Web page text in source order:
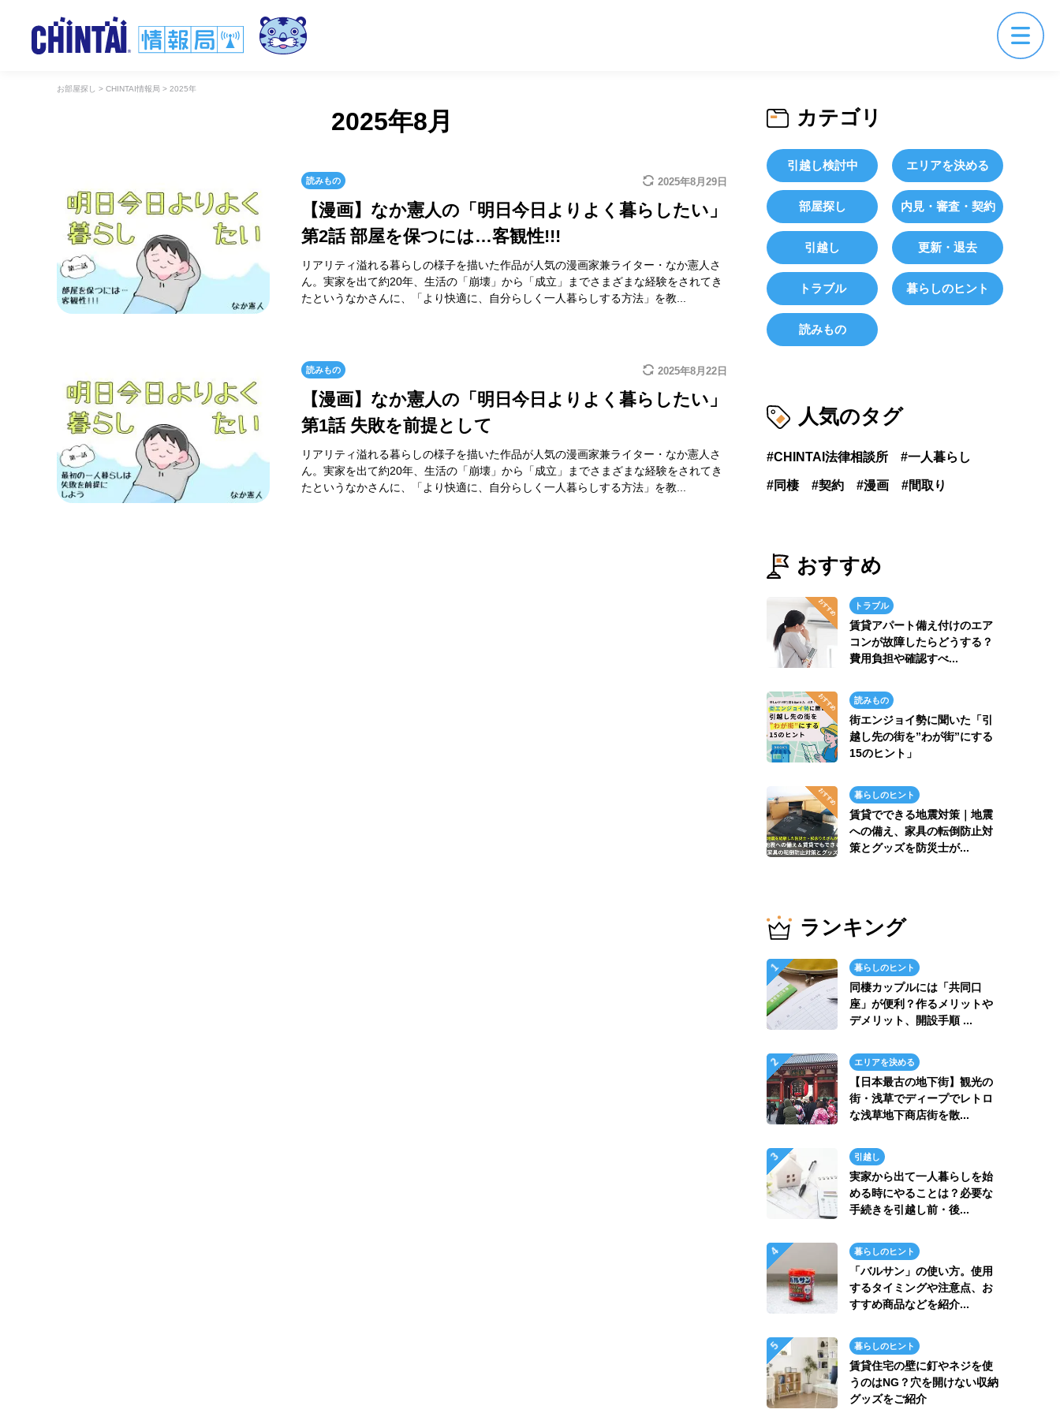
お部屋探し > CHINTAI情報局 > 2025年
2025年8月
読みもの 2025年8月29日
【漫画】なか憲人の「明日今日よりよく暮らしたい」
第2話 部屋を保つには…客観性!!!
リアリティ溢れる暮らしの様子を描いた作品が人気の漫画家兼ライター・なか憲人さ
ん。実家を出て約20年、生活の「崩壊」から「成立」までさまざまな経験をされてき
たというなかさんに、「より快適に、自分らしく一人暮らしする方法」を教...
読みもの 2025年8月22日
【漫画】なか憲人の「明日今日よりよく暮らしたい」
第1話 失敗を前提として
リアリティ溢れる暮らしの様子を描いた作品が人気の漫画家兼ライター・なか憲人さ
ん。実家を出て約20年、生活の「崩壊」から「成立」までさまざまな経験をされてき
たというなかさんに、「より快適に、自分らしく一人暮らしする方法」を教...
カテゴリ
引越し検討中 エリアを決める
部屋探し 内見・審査・契約
引越し 更新・退去
トラブル 暮らしのヒント
読みもの
人気のタグ
CHINTAI法律相談所 一人暮らし
同棲 契約 漫画 間取り
おすすめ
トラブル
賃貸アパート備え付けのエア
コンが故障したらどうする？
費用負担や確認すべ...
読みもの
街エンジョイ勢に聞いた「引
越し先の街を”わが街”にする
15のヒント」
暮らしのヒント
賃貸でできる地震対策｜地震
への備え、家具の転倒防止対
策とグッズを防災士が...
ランキング
暮らしのヒント
同棲カップルには「共同口
座」が便利？作るメリットや
デメリット、開設手順 ...
エリアを決める
【日本最古の地下街】観光の
街・浅草でディープでレトロ
な浅草地下商店街を散...
引越し
実家から出て一人暮らしを始
める時にやることは？必要な
手続きを引越し前・後...
暮らしのヒント
「バルサン」の使い方。使用
するタイミングや注意点、お
すすめ商品などを紹介...
暮らしのヒント
賃貸住宅の壁に釘やネジを使
うのはNG？穴を開けない収納
グッズをご紹介